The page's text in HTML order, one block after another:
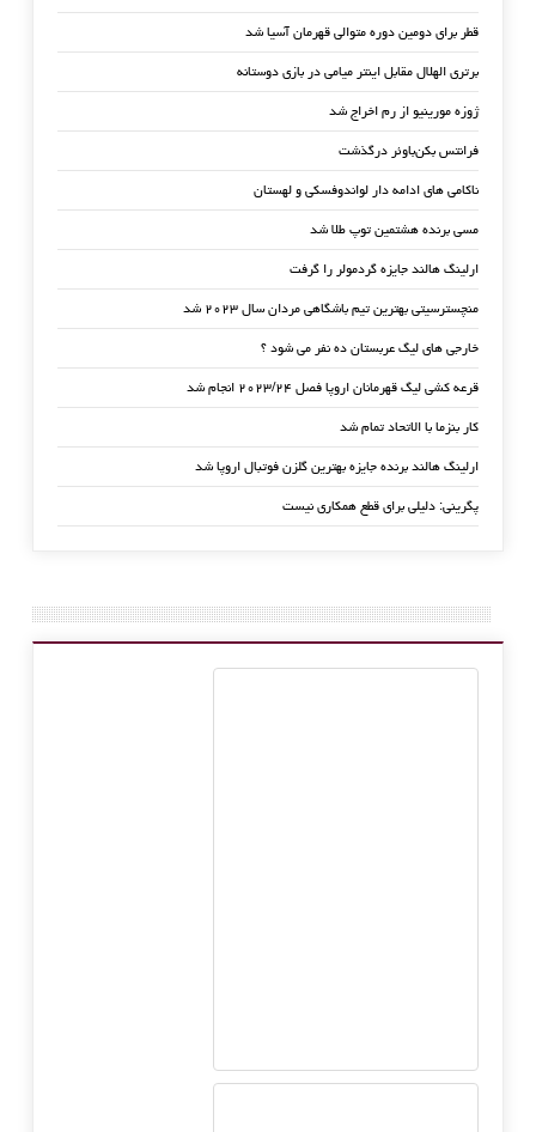
قطر برای دومین دوره متوالی قهرمان آسیا شد
برتری الهلال مقابل اینتر میامی در بازی دوستانه
ژوزه مورینیو از رم اخراج شد
فرانتس بکن‌باوئر درگذشت
ناکامی های ادامه دار لواندوفسکی و لهستان
مسی برنده هشتمین توپ طلا شد
ارلینگ هالند جایزه گردمولر را گرفت
منچسترسیتی بهترین تیم باشگاهی مردان سال ۲۰۲۳ شد
خارجی های لیگ عربستان ده نفر می شود ؟
قرعه کشی لیگ قهرمانان اروپا فصل ۲۰۲۳/۲۴ انجام شد
کار بنزما با الاتحاد تمام شد
ارلینگ هالند برنده جایزه بهترین گلزن فوتبال اروپا شد
پگرینی: دلیلی برای قطع همکاری نیست